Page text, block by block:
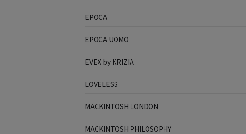
EPOCA
EPOCA UOMO
EVEX by KRIZIA
LOVELESS
MACKINTOSH LONDON
MACKINTOSH PHILOSOPHY